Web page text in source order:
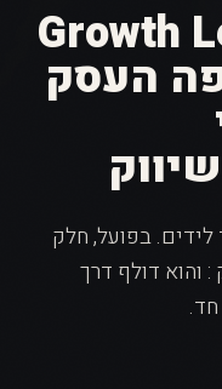
Growth
העסק
בפועל, חלק
והוא דולף דרך